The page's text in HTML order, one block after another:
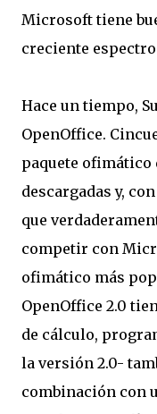
Microsoft tiene
creciente
Hace un tiempo,
OpenOffice.
paquete ofimático
descargadas y,
que
competir con
ofimático más
OpenOffice 2.0
de cálculo,
la versión 2.0-
combinación con